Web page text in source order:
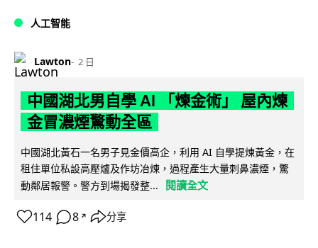
人工智能
Lawton 2 日
中國湖北男自學 AI 「煉金術」 屋內煉
金冒濃煙驚動全區
中國湖北黃石一名男子見金價高企，利用 AI 自學提煉黃金，在
租住單位私設高壓爐及作坊冶煉，過程產生大量刺鼻濃煙，驚
動鄰居報警。警方到場揭發整...
閱讀全文
114 8 ↗ 分享